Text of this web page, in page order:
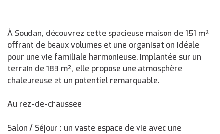
À Soudan, découvrez cette spacieuse maison de 151 m²
offrant de beaux volumes et une organisation idéale
pour une vie familiale harmonieuse. Implantée sur un
terrain de 188 m², elle propose une atmosphère
chaleureuse et un potentiel remarquable.
Au rez-de-chaussée
Salon / Séjour : un vaste espace de vie avec une